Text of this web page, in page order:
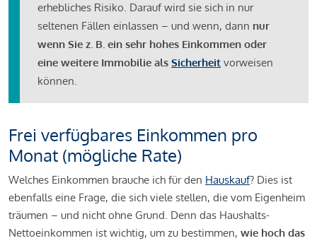
erhebliches Risiko. Darauf wird sie sich in nur
seltenen Fällen einlassen – und wenn, dann nur
wenn Sie z. B. ein sehr hohes Einkommen oder
eine weitere Immobilie als Sicherheit vorweisen
können.
Frei verfügbares Einkommen pro
Monat (mögliche Rate)
Welches Einkommen brauche ich für den Hauskauf? Dies ist
ebenfalls eine Frage, die sich viele stellen, die vom Eigenheim
träumen – und nicht ohne Grund. Denn das Haushalts-
Nettoeinkommen ist wichtig, um zu bestimmen, wie hoch das